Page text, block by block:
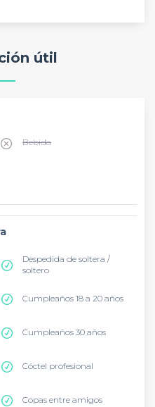
útil
Bebida
Despedida de soltera /
soltero
Cumpleaños 18 a 20 años
Cumpleaños 30 años
Cóctel profesional
Copas entre amigos